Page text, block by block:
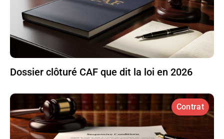
Dossier clôturé CAF que dit la loi en 2026
Contrat